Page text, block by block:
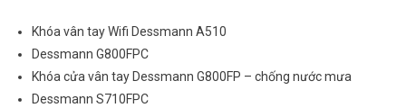
Khóa vân tay Wifi Dessmann A510
Dessmann G800FPC
Khóa cửa vân tay Dessmann G800FP – chống nước mưa
Dessmann S710FPC